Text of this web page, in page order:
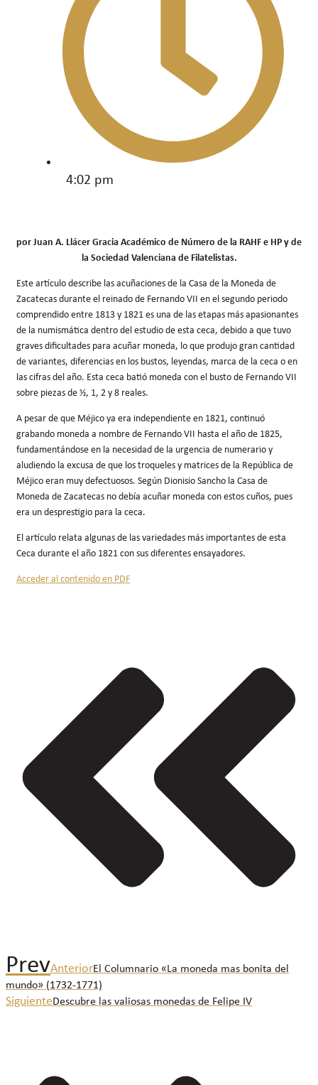
4:02 pm
por Juan A. Llácer Gracia Académico de Número de la RAHF e HP y de
la Sociedad Valenciana de Filatelistas.
Este artículo describe las acuñaciones de la Casa de la Moneda de
Zacatecas durante el reinado de Fernando VII en el segundo periodo
comprendido entre 1813 y 1821 es una de las etapas más apasionantes
de la numismática dentro del estudio de esta ceca, debido a que tuvo
graves dificultades para acuñar moneda, lo que produjo gran cantidad
de variantes, diferencias en los bustos, leyendas, marca de la ceca o en
las cifras del año. Esta ceca batió moneda con el busto de Fernando VII
sobre piezas de ½, 1, 2 y 8 reales.
A pesar de que Méjico ya era independiente en 1821, continuó
grabando moneda a nombre de Fernando VII hasta el año de 1825,
fundamentándose en la necesidad de la urgencia de numerario y
aludiendo la excusa de que los troqueles y matrices de la República de
Méjico eran muy defectuosos. Según Dionisio Sancho la Casa de
Moneda de Zacatecas no debía acuñar moneda con estos cuños, pues
era un desprestigio para la ceca.
El artículo relata algunas de las variedades más importantes de esta
Ceca durante el año 1821 con sus diferentes ensayadores.
Acceder al contenido en PDF
PrevAnteriorEl Columnario «La moneda mas bonita del
mundo» (1732-1771)
SiguienteDescubre las valiosas monedas de Felipe IV